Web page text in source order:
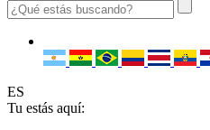
ES
Tu estás aquí: